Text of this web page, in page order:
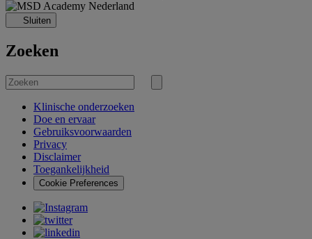
Sluiten
Zoeken
Zoek
naar
Zoekopdracht
Klinische onderzoeken
Doe en ervaar
Gebruiksvoorwaarden
Privacy
Disclaimer
Toegankelijkheid
Cookie Preferences